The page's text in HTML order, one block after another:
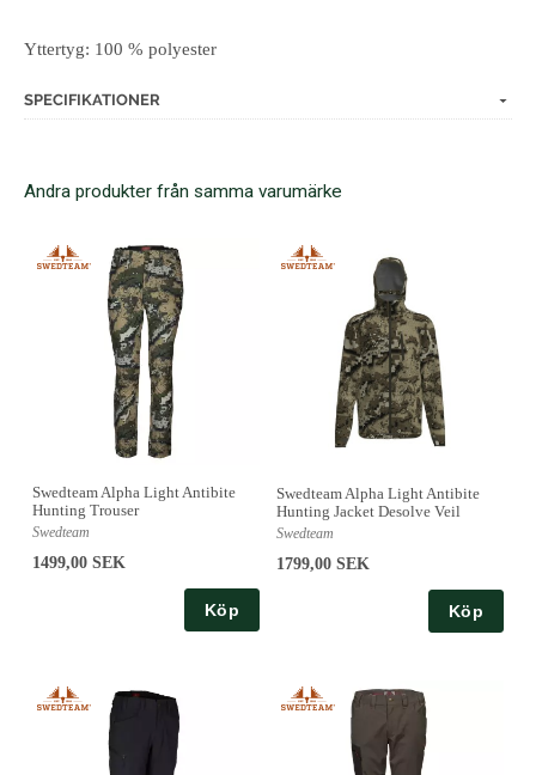
Yttertyg: 100 % polyester
SPECIFIKATIONER
Andra produkter från samma varumärke
Swedteam Alpha Light Antibite
Hunting Trouser
Swedteam
1499,00 SEK
Köp
Swedteam Alpha Light Antibite
Hunting Jacket Desolve Veil
Swedteam
1799,00 SEK
Köp